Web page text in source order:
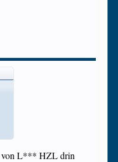
von L*** HZL drin